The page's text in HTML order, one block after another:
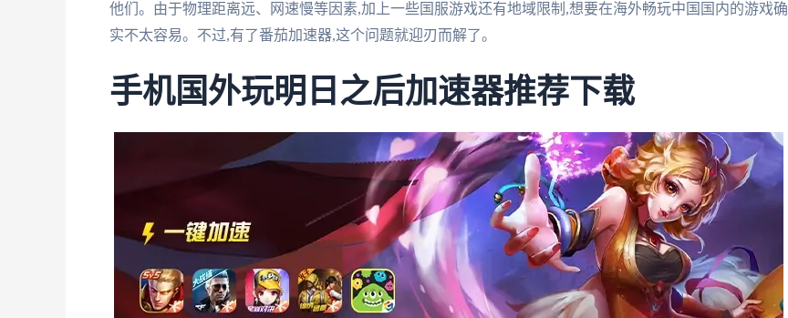
他们。由于物理距离远、网速慢等因素,加上一些国服游戏还有地域限制,想要在海外畅玩中国国内的游戏确
实不太容易。不过,有了番茄加速器,这个问题就迎刃而解了。
手机国外玩明日之后加速器推荐下载